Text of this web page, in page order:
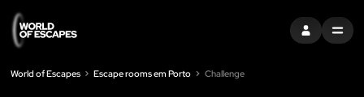
ENTRARMENU
World of Escapes Escape rooms em Porto Challenge